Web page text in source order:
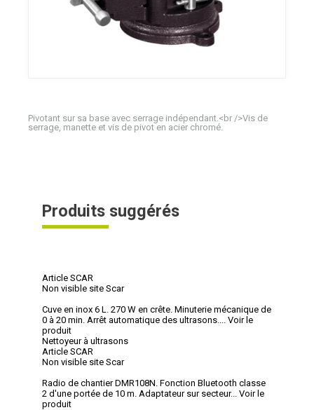
Pivotant sur sa base avec serrage indépendant.<br />Vis de
serrage, manette et vis de pivot en acier chromé.
Produits suggérés
Article SCAR
Non visible site Scar
Cuve en inox 6 L. 270 W en crête. Minuterie mécanique de
0 à 20 min. Arrêt automatique des ultrasons....
Voir le
produit
Nettoyeur à ultrasons
Article SCAR
Non visible site Scar
Radio de chantier DMR108N. Fonction Bluetooth classe
2 d'une portée de 10 m. Adaptateur sur secteur...
Voir le
produit